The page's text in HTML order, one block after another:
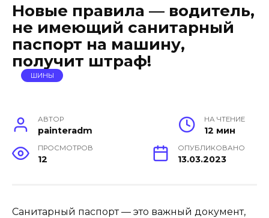
Новые правила — водитель,
не имеющий санитарный
паспорт на машину,
получит штраф!
ШИНЫ
АВТОР
painteradm
НА ЧТЕНИЕ
12 мин
ПРОСМОТРОВ
12
ОПУБЛИКОВАНО
13.03.2023
Санитарный паспорт — это важный документ,